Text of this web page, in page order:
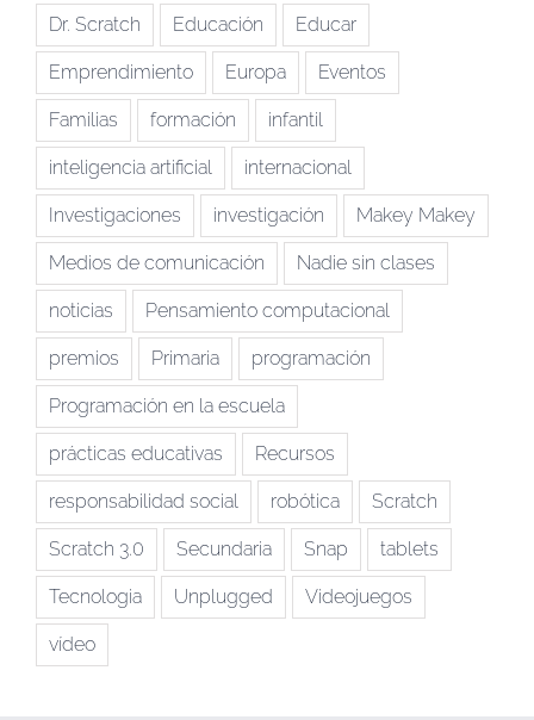
Dr. Scratch Educación Educar
Emprendimiento Europa Eventos
Familias formación infantil
inteligencia artificial internacional
Investigaciones investigación Makey Makey
Medios de comunicación Nadie sin clases
noticias Pensamiento computacional
premios Primaria programación
Programación en la escuela
prácticas educativas Recursos
responsabilidad social robótica Scratch
Scratch 3.0 Secundaria Snap tablets
Tecnologia Unplugged Videojuegos
vídeo